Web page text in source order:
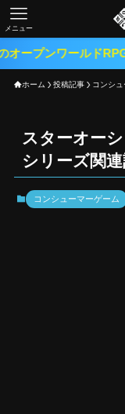
メニュー
ドRPGがリリース！
ホーム 投稿記事 コンシ
スターオー
シリーズ関
コンシューマーゲーム